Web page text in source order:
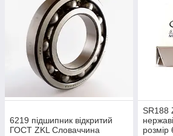
6219 підшипник відкритий
ГОСТ ZKL Словаччина
SR188